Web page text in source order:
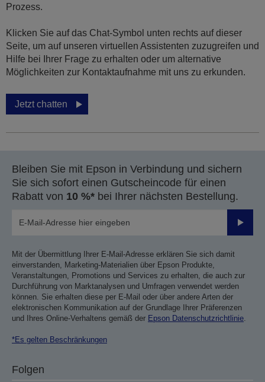
Prozess.
Klicken Sie auf das Chat-Symbol unten rechts auf dieser
Seite, um auf unseren virtuellen Assistenten zuzugreifen und
Hilfe bei Ihrer Frage zu erhalten oder um alternative
Möglichkeiten zur Kontaktaufnahme mit uns zu erkunden.
Jetzt chatten
Bleiben Sie mit Epson in Verbindung und sichern
Sie sich sofort einen Gutscheincode für einen
Rabatt von 10 %* bei Ihrer nächsten Bestellung.
Mit der Übermittlung Ihrer E-Mail-Adresse erklären Sie sich damit
einverstanden, Marketing-Materialien über Epson Produkte,
Veranstaltungen, Promotions und Services zu erhalten, die auch zur
Durchführung von Marktanalysen und Umfragen verwendet werden
können. Sie erhalten diese per E-Mail oder über andere Arten der
elektronischen Kommunikation auf der Grundlage Ihrer Präferenzen
und Ihres Online-Verhaltens gemäß der Epson Datenschutzrichtlinie.
*Es gelten Beschränkungen
Folgen